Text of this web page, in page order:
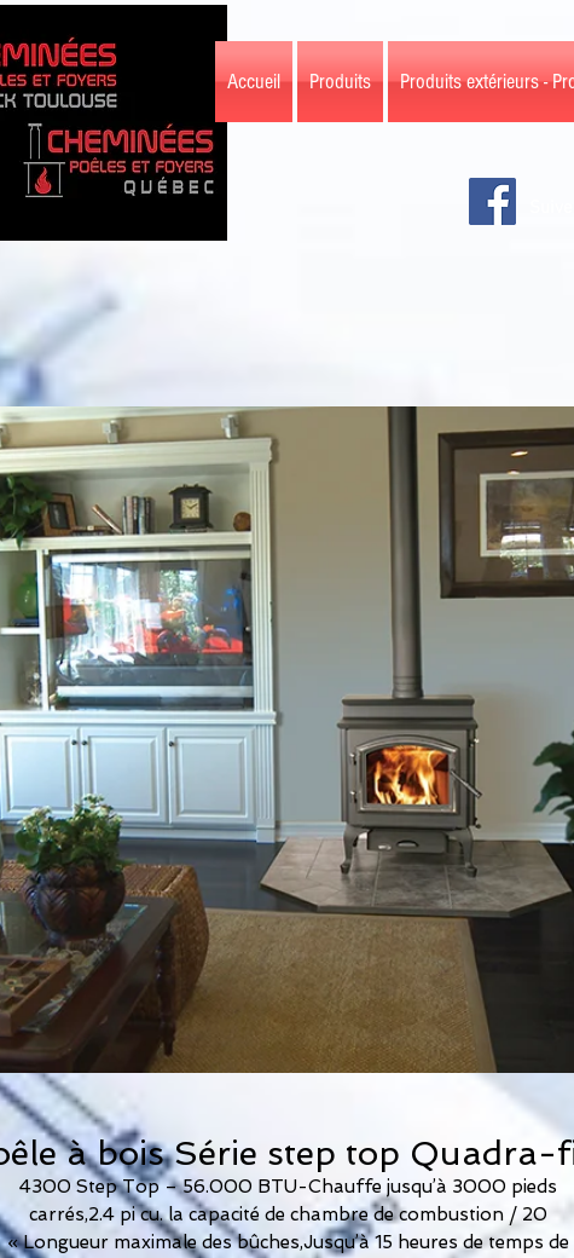
Accueil Produits Produits extérieurs -
à bois Série step top Quadra-
4300 Step Top – 56.000 BTU-Chauffe jusqu’à 3000 pieds
carrés,2.4 pi cu. la capacité de chambre de combustion / 20
« Longueur maximale des bûches,Jusqu’à 15 heures de temps de